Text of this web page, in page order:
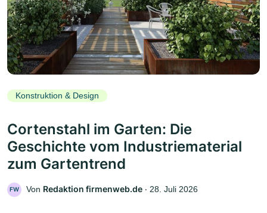
Konstruktion & Design
Cortenstahl im Garten: Die
Geschichte vom Industriematerial
zum Gartentrend
FW Von Redaktion firmenweb.de ‧ 28. Juli 2026